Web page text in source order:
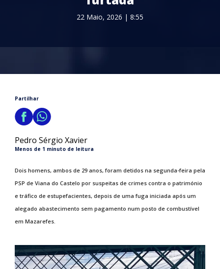
22 Maio, 2026 | 8:55
Partilhar
Pedro Sérgio Xavier
Menos de 1 minuto de leitura
Dois homens, ambos de 29 anos, foram detidos na segunda-feira pela
PSP de Viana do Castelo por suspeitas de crimes contra o património
e tráfico de estupefacientes, depois de uma fuga iniciada após um
alegado abastecimento sem pagamento num posto de combustível
em Mazarefes.